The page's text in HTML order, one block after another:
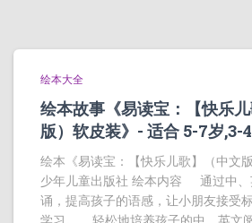
绘本大全
绘本故事《易读宝：【快乐
版）软皮装》- 适合 5-7岁,3-
绘本《易读宝：【快乐儿歌】（中文
少年儿童出版社 绘本内容 通过中、
诵，提高孩子的语感，让小朋友接受